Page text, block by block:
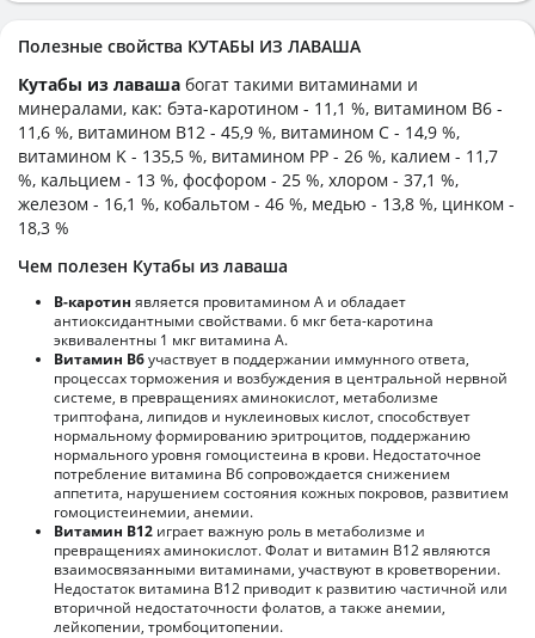
Полезные свойства КУТАБЫ ИЗ ЛАВАША
Кутабы из лаваша богат такими витаминами и
минералами, как: бэта-каротином - 11,1 %, витамином B6 -
11,6 %, витамином B12 - 45,9 %, витамином C - 14,9 %,
витамином K - 135,5 %, витамином PP - 26 %, калием - 11,7
%, кальцием - 13 %, фосфором - 25 %, хлором - 37,1 %,
железом - 16,1 %, кобальтом - 46 %, медью - 13,8 %, цинком -
18,3 %
Чем полезен Кутабы из лаваша
В-каротин является провитамином А и обладает
антиоксидантными свойствами. 6 мкг бета-каротина
эквивалентны 1 мкг витамина А.
Витамин В6участвует в поддержании иммунного ответа,
процессах торможения и возбуждения в центральной нервной
системе, в превращениях аминокислот, метаболизме
триптофана, липидов и нуклеиновых кислот, способствует
нормальному формированию эритроцитов, поддержанию
нормального уровня гомоцистеина в крови. Недостаточное
потребление витамина В6 сопровождается снижением
аппетита, нарушением состояния кожных покровов, развитием
гомоцистеинемии, анемии.
Витамин В12 играет важную роль в метаболизме и
превращениях аминокислот. Фолат и витамин В12 являются
взаимосвязанными витаминами, участвуют в кроветворении.
Недостаток витамина В12 приводит к развитию частичной или
вторичной недостаточности фолатов, а также анемии,
лейкопении, тромбоцитопении.